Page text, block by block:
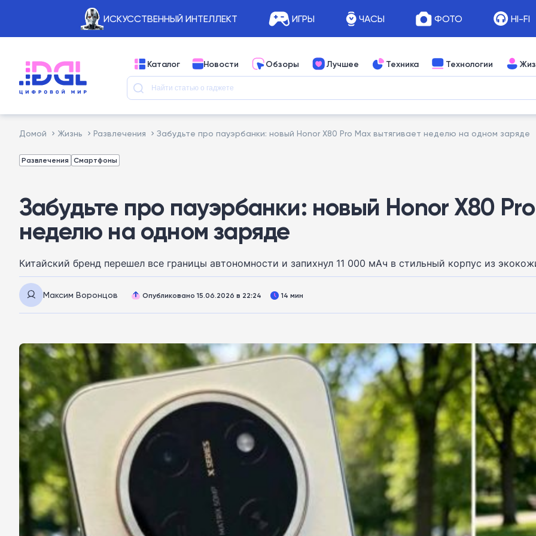
ИСКУССТВЕННЫЙ ИНТЕЛЛЕКТ ИГРЫ ЧАСЫ ФОТО HI-FI
Каталог Новости Обзоры Лучшее Техника Технологии
Домой Жизнь Развлечения Забудьте про пауэрбанки: новый Honor X80 Pro Max вытягивает неделю на одном заряде
Развлечения Смартфоны
Забудьте про пауэрбанки: новый Honor X80
неделю на одном заряде
Китайский бренд перешел все границы автономности и запихнул 11 000 мАч в стильный корпус из
Максим Воронцов Опубликовано 15.06.2026 в 22:24 14 мин